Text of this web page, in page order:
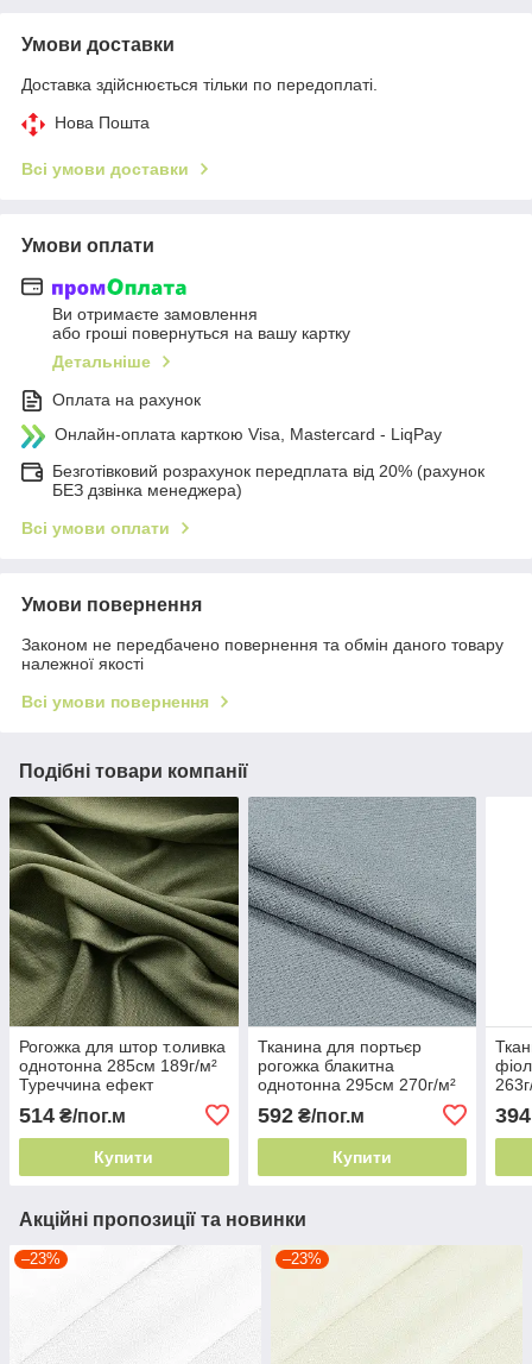
Умови доставки
Доставка здійснюється тільки по передоплаті.
Нова Пошта
Всі умови доставки
Умови оплати
Ви отримаєте замовлення
або гроші повернуться на вашу картку
Детальніше
Оплата на рахунок
Онлайн-оплата карткою Visa, Mastercard - LiqPay
Безготівковий розрахунок передплата від 20% (рахунок
БЕЗ дзвінка менеджера)
Всі умови оплати
Умови повернення
Законом не передбачено повернення та обмін даного товару
належної якості
Всі умови повернення
Подібні товари компанії
Рогожка для штор т.оливка
однотонна 285см 189г/м²
Туреччина ефект
514 ₴/пог.м
Купити
Тканина для портьєр
рогожка блакитна
однотонна 295см 270г/м²
Туреччина для еко-стилю
592₴/пог.м
Купити
394
Акційні пропозиції та новинки
–23% –23%